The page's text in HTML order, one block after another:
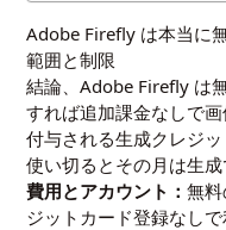
Adobe Firefly は本当に
範囲と制限
結論、Adobe Firefly は
すれば追加課金なしで
付与される生成クレジ
使い切るとその月は生成
費用とアカウント：無
ジットカード登録なし